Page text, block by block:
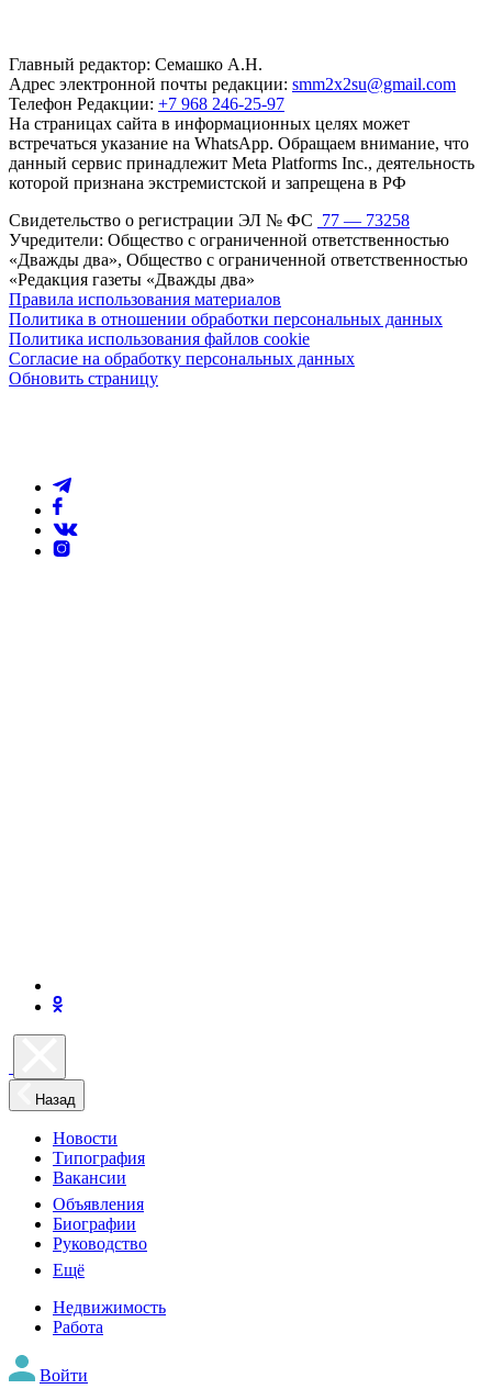
Главный редактор: Семашко А.Н.
Адрес электронной почты редакции: smm2x2su@gmail.com
Телефон Редакции: +7 968 246-25-97
На страницах сайта в информационных целях может
встречаться указание на WhatsApp. Обращаем внимание, что
данный сервис принадлежит Meta Platforms Inc., деятельность
которой признана экстремистской и запрещена в РФ
Свидетельство о регистрации ЭЛ № ФС 77 — 73258
Учредители: Общество с ограниченной ответственностью
«Дважды два», Общество с ограниченной ответственностью
«Редакция газеты «Дважды два»
Правила использования материалов
Политика в отношении обработки персональных данных
Политика использования файлов cookie
Согласие на обработку персональных данных
Обновить страницу
Назад
Новости
Типография
Вакансии
Объявления
Биографии
Руководство
Ещё
Недвижимость
Работа
Войти